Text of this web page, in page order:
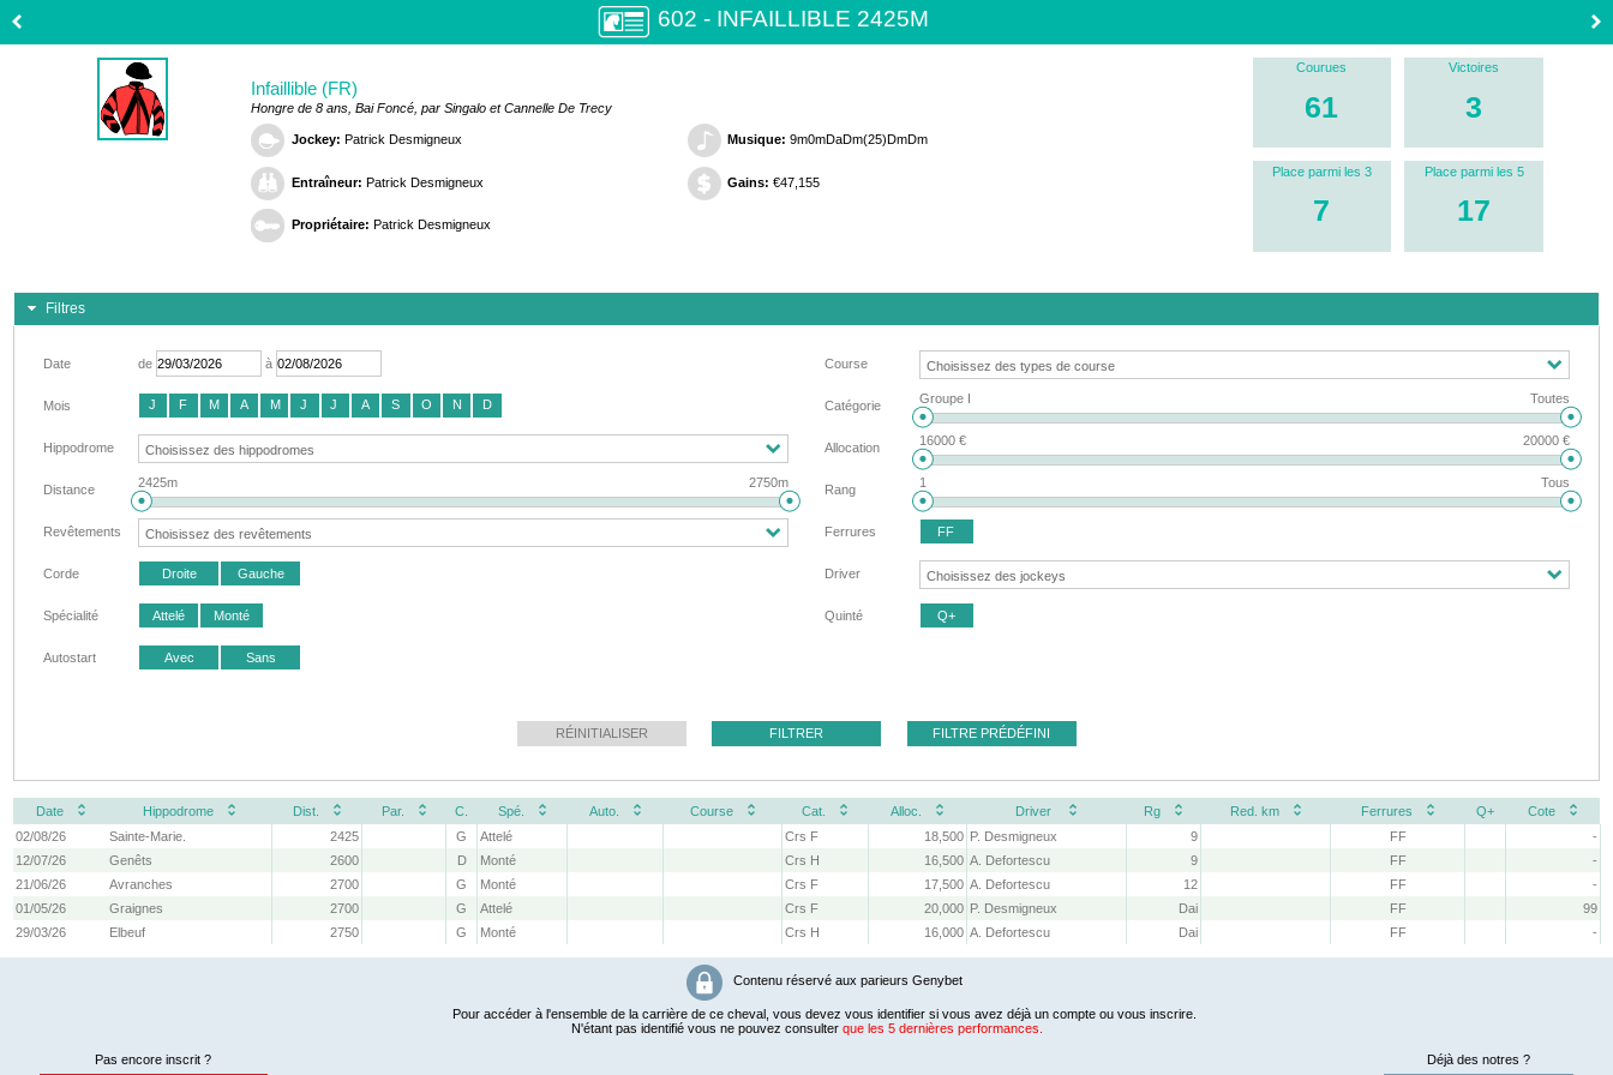
602 - INFAILLIBLE 2425M
Infaillible (FR)
Hongre de 8 ans, Bai Foncé, par Singalo et Cannelle De Trecy
Jockey: Patrick Desmigneux
Entraîneur: Patrick Desmigneux
Propriétaire: Patrick Desmigneux
Musique: 9m0mDaDm(25)DmDm
Gains: €47,155
Courues
61
Victoires
3
Place parmi les 3
7
Place parmi les 5
17
Filtres
Date de à
Mois J F M A M J J A S O N D
Hippodrome
Distance 2425m 2750m
Revêtements
Corde Droite Gauche
Spécialité Attelé Monté
Autostart Avec Sans
Course
Catégorie Groupe I Toutes
Allocation 16000 € 20000 €
Rang 1 Tous
Ferrures FF
Driver
Quinté Q+
RÉINITIALISER FILTRER FILTRE PRÉDÉFINI
Date Hippodrome Dist. Par. C. Spé. Auto. Course Cat. Alloc. Driver Rg Red. km Ferrures Q+
Cote
02/08/26
Sainte-Marie. 2425 G Attelé Crs F 18,500 P. Desmigneux 9 FF
-
12/07/26
Genêts 2600 D Monté Crs H 16,500 A. Defortescu 9 FF
-
21/06/26
Avranches 2700 G Monté Crs F 17,500 A. Defortescu 12 FF
-
01/05/26
Graignes 2700 G Attelé Crs F 20,000 P. Desmigneux Dai FF
99
29/03/26
Elbeuf 2750 G Monté Crs H 16,000 A. Defortescu Dai FF -
Contenu réservé aux parieurs Genybet
Pour accéder à l'ensemble de la carrière de ce cheval, vous devez vous identifier si vous avez déjà un compte ou vous inscrire.
N'étant pas identifié vous ne pouvez consulter que les 5 dernières performances.
Déjà des notres ?
Pas encore inscrit ?